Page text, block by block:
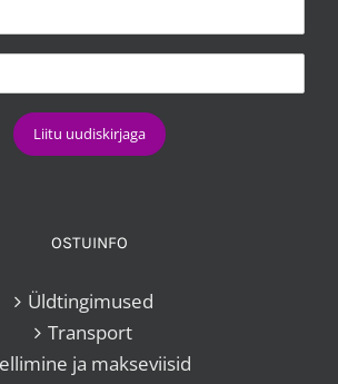
OSTUINFO
Üldtingimused
Transport
ja makseviisid